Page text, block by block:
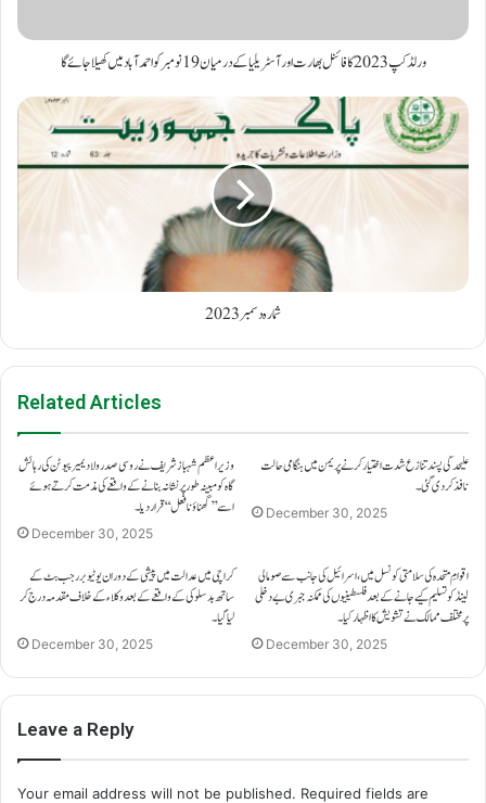
ورلڈ کپ 2023 کا فائنل بھارت اور آسٹریلیا کے درمیان 19نومبر کو احمد آباد میں کھیلا جائے گا
شمارہ دسمبر 2023
Related Articles
وزیراعظم شہباز شریف نے روسی صدر ولادیمیر پیوٹن کی رہائش
گاہ کو مبینہ طور پر نشانہ بنانے کے واقعے کی مذمت کرتے ہوئے
اسے ’’گھناؤنا فعل‘‘ قرار دیا۔
December 30, 2025
علیحدگی پسند تنازع شدت اختیار کرنے پر یمن میں ہنگامی حالت
نافذ کر دی گئی۔
December 30, 2025
کراچی میں عدالت میں پیشی کے دوران یوٹیوبر رجب بٹ کے
ساتھ بدسلوکی کے واقعے کے بعد وکلاء کے خلاف مقدمہ درج کر
لیا گیا۔
December 30, 2025
اقوامِ متحدہ کی سلامتی کونسل میں، اسرائیل کی جانب سے صومالی
لینڈ کو تسلیم کیے جانے کے بعد فلسطینیوں کی ممکنہ جبری بے دخلی
پر مختلف ممالک نے تشویش کا اظہار کیا۔
December 30, 2025
Leave a Reply
Your email address will not be published. Required fields are